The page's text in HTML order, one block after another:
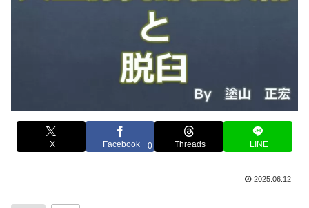
X Facebook 0 Threads LINE
2025.06.12